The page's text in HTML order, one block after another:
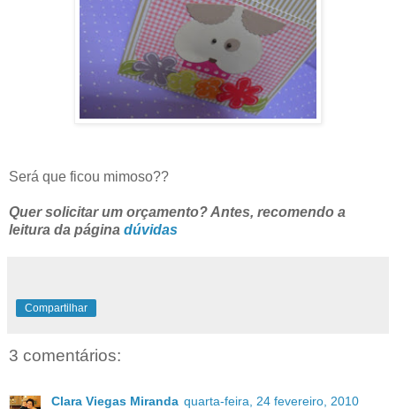
Será que ficou mimoso??
Quer solicitar um orçamento? Antes, recomendo a
leitura da página dúvidas
Compartilhar
3 comentários:
Clara Viegas Miranda quarta-feira, 24 fevereiro, 2010